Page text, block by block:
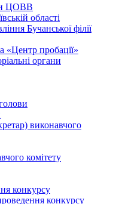
ЦОВВ
області
Бучанської філії
«Центр пробації»
органи
виконавчого
комітету
конкурсу
конкурсу